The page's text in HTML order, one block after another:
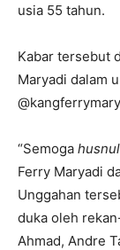
usia 55 tahun.
Kabar tersebut
Maryadi dalam
“Semoga
Ferry Maryadi
Unggahan
duka oleh
Ahmad, Andre